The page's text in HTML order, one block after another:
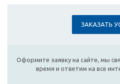
ЗАКАЗАТЬ
Оформите заявку на сайте, мы
время и ответим на все